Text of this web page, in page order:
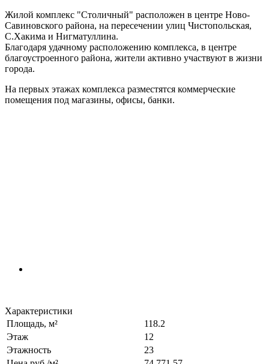
Жилой комплекс "Столичный" расположен в центре Ново-
Савиновского района, на пересечении улиц Чистопольская,
С.Хакима и Нигматуллина.
Благодаря удачному расположению комплекса, в центре
благоустроенного района, жители активно участвуют в жизни
города.
На первых этажах комплекса разместятся коммерческие
помещения под магазины, офисы, банки.
Характеристики
Площадь, м²
118.2
Этаж
12
Этажность
23